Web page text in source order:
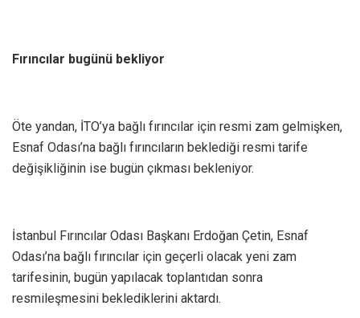
Fırıncılar bugünü bekliyor
Öte yandan, İTO’ya bağlı fırıncılar için resmi zam gelmişken,
Esnaf Odası’na bağlı fırıncıların beklediği resmi tarife
değişikliğinin ise bugün çıkması bekleniyor.
İstanbul Fırıncılar Odası Başkanı Erdoğan Çetin, Esnaf
Odası’na bağlı fırıncılar için geçerli olacak yeni zam
tarifesinin, bugün yapılacak toplantıdan sonra
resmileşmesini beklediklerini aktardı.